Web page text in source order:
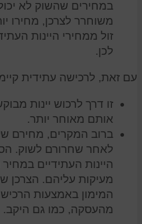
במחירים שהשוק לא
משוחרר לצרכן, מחירו
זול ממחירי היינות
לכן.
עם זאת, לרכישה עתידית
זו דרך לרכוש יינות
אותם מאוחר יותר.
ברוב המקרים, מחירם
לאחר שחרורם לשוק.
היינות העתידיים במחיר
מעיקות עליהם. הצרכן
המימון באמצעות
מהעסקה, כמו גם היקב.